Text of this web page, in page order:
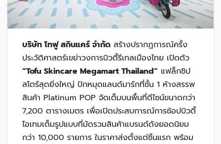
บริษัท โทฟู สกินแคร์ จำกัด สร้างปรากฏการณ์ครั้ง
ประวัติศาสตร์เขย่าวงการบิวตี้รีเทลเมืองไทย เปิดตัว
“Tofu Skincare Megamart Thailand” แฟล็กชิป
สโตร์สุดยิ่งใหญ่ ปักหมุดแลนด์มาร์กที่ชั้น 1 ห้างสรรพ
สินค้า Platinum POP จัดเต็มบนพื้นที่ดีไซน์ขนาดกว่า
7,200 ตารางเมตร เพื่อเปิดประสบการณ์การช้อปบิวตี้
ไอเทมเต็มรูปแบบที่มัดรวมสินค้าแบรนด์ดังยอดนิยม
กว่า 10,000 รายการ ในราคาส่งตั้งแต่ชิ้นแรก พร้อม